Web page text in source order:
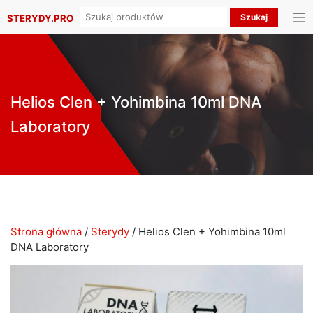
STERYDY.PRO
Search
Helios Clen + Yohimbina 10ml DNA
Laboratory
Strona główna / Sterydy / Helios Clen + Yohimbina 10ml
DNA Laboratory